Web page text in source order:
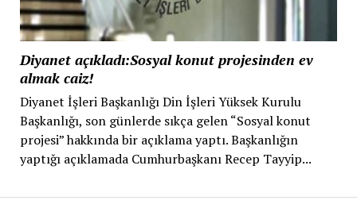
Diyanet açıkladı:Sosyal konut projesinden ev
almak caiz!
Diyanet İşleri Başkanlığı Din İşleri Yüksek Kurulu
Başkanlığı, son günlerde sıkça gelen “Sosyal konut
projesi” hakkında bir açıklama yaptı. Başkanlığın
yaptığı açıklamada Cumhurbaşkanı Recep Tayyip...